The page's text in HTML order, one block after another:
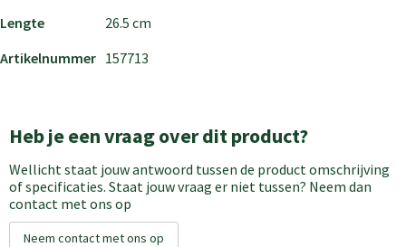
Lengte
26.5 cm
Artikelnummer 157713
Heb je een vraag over dit product?
Wellicht staat jouw antwoord tussen de product omschrijving
of specificaties. Staat jouw vraag er niet tussen? Neem dan
contact met ons op
Neem contact met ons op